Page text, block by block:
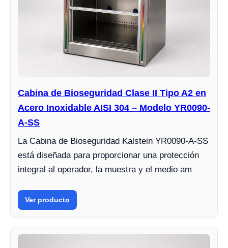
Cabina de Bioseguridad Clase II Tipo A2 en
Acero Inoxidable AISI 304 – Modelo YR0090-
A-SS
La Cabina de Bioseguridad Kalstein YR0090-A-SS
está diseñada para proporcionar una protección
integral al operador, la muestra y el medio am
Ver producto